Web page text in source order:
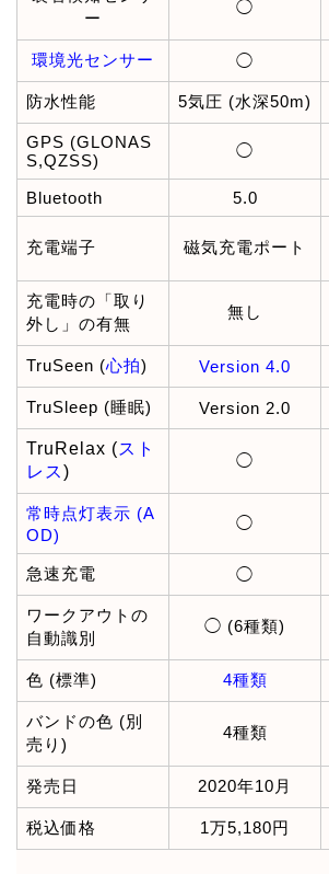
ー
◯
環境光センサー ◯
防水性能 5気圧 (水深50m)
GPS (GLONAS
S,QZSS)
◯
Bluetooth 5.0
充電端子 磁気充電ポート
充電時の「取り
外し」の有無
無し
TruSeen (心拍) Version 4.0
TruSleep (睡眠) Version 2.0
TruRelax (スト
レス)
◯
常時点灯表示 (A
OD)
◯
急速充電 ◯
ワークアウトの
自動識別
◯ (6種類)
色 (標準) 4種類
バンドの色 (別
売り)
4種類
発売日 2020年10月
税込価格 1万5,180円